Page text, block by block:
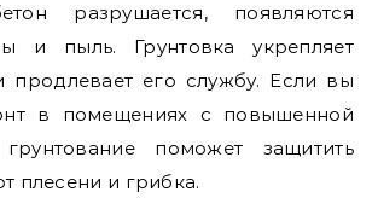
разрушается, появляются
и пыль. Грунтовка укрепляет
продлевает его службу. Если вы
в помещениях с повышенной
поможет защитить
плесени и грибка.